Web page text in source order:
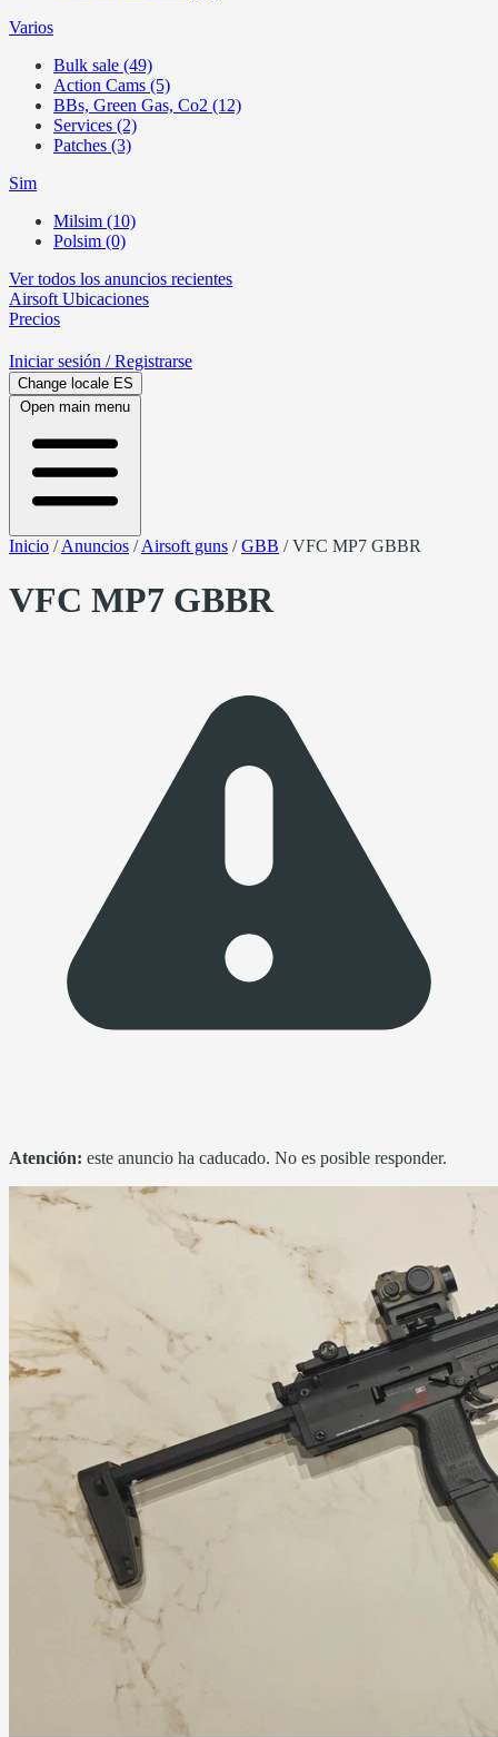
Varios
Bulk sale (49)
Action Cams (5)
BBs, Green Gas, Co2 (12)
Services (2)
Patches (3)
Sim
Milsim (10)
Polsim (0)
Ver todos los anuncios recientes
Airsoft Ubicaciones
Precios
Iniciar sesión / Registrarse
Change locale ES
Open main menu
Inicio /Anuncios /Airsoft guns /GBB /VFC MP7 GBBR
VFC MP7 GBBR
Atención: este anuncio ha caducado. No es posible responder.